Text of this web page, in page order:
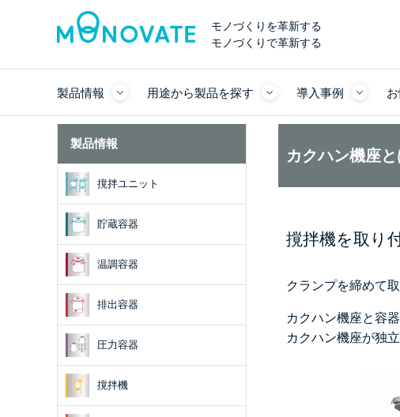
モノづくりを革新する
モノづくりで革新する
製品情報 用途から製品を探す 導入事例
製品情報
撹拌ユニット
貯蔵容器
温調容器
排出容器
圧力容器
撹拌機
カクハン機座と
撹拌機を取り
クランプを締めて
カクハン機座と容
カクハン機座が独